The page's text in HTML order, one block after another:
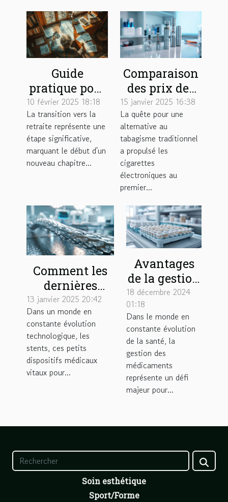
Guide
pratique pour
gérer son
budget une
fois à la
retraite
10 février 2025 18:18
La transition vers la
retraite représente une
étape significative,
marquant le début d'un
nouveau chapitre...
Comparaison
des prix des
cigarettes
électroniques
sur le marché
15 janvier 2025 16:38
La quête pour une
alternative au
tabagisme traditionnel
a propulsé les
cigarettes
électroniques au
premier...
Comment les
dernières
avancées
technologiques
améliorent la
durabilité des
stents
13 janvier 2025 20:42
Dans un monde en
constante évolution
technologique, les
stents, ces petits
dispositifs médicaux
vitaux pour...
Avantages
de la gestion
externalisée
des piluliers
en structures
de soins
18 décembre 2024
01:18
Dans le monde en
constante évolution
de la santé, la
gestion des
médicaments
représente un défi
majeur pour...
Soin esthétique
Sport/Forme